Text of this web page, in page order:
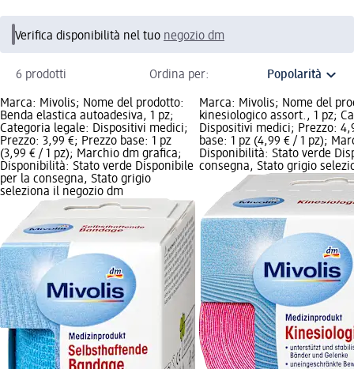
Verifica disponibilità nel tuo negozio dm
6 prodotti Ordina per:
Marca: Mivolis; Nome del prodotto:
Benda elastica autoadesiva, 1 pz;
Categoria legale: Dispositivi medici;
Prezzo: 3,99 €; Prezzo base: 1 pz
(3,99 € / 1 pz); Marchio dm grafica;
Disponibilità: Stato verde Disponibile
per la consegna, Stato grigio
seleziona il negozio dm
Marca: Mivolis; Nome del
kinesiologico assort., 1 pz;
Dispositivi medici; Prezzo:
base: 1 pz (4,99 € / 1 pz);
Disponibilità: Stato verde
consegna, Stato grigio